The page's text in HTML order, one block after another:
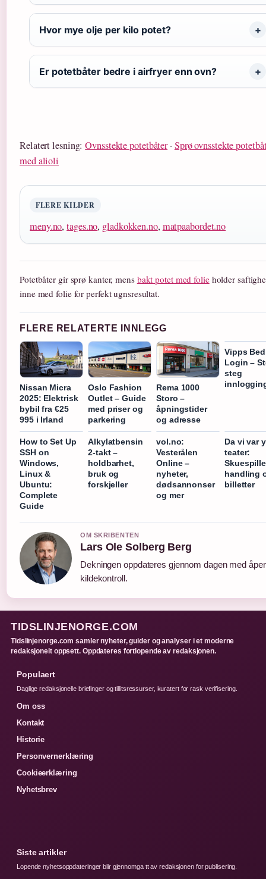
Hvor mye olje per kilo potet?
Er potetbåter bedre i airfryer enn ovn?
Relatert lesning:Ovnsstekte potetbåter· Sprø ovnsstekte
med alioli
FLERE KILDER
meny.no,tages.no, gladkokken.no, matpaabordet.no
Potetbåter gir sprø kanter, mens bakt potet med folieholder
inne med folie for perfekt ugnsresultat.
FLERE RELATERTE INNLEGG
Nissan Micra
2025: Elektrisk
bybil fra €25
995 i Irland
Oslo Fashion
Outlet – Guide
med priser og
parkering
Rema 1000
Storo –
åpningstider
og adresse
Vipps
Login –
steg
How to Set Up
SSH on
Windows,
Linux &
Ubuntu:
Complete
Guide
Alkylatbensin
2-takt –
holdbarhet,
bruk og
forskjeller
vol.no:
Vesterålen
Online –
nyheter,
dødsannonser
og mer
Da vi var
teater:
handling
billetter
OM SKRIBENTEN
Lars Ole Solberg Berg
Dekningen oppdateres gjennom dagen med
kildekontroll.
TIDSLINJENORGE.COM
Tidslinjenorge.com samler nyheter, guider og analyser i et moderne
redaksjonelt oppsett. Oppdateres fortlopende av redaksjonen.
Populaert
Daglige redaksjonelle briefinger og tillitsressurser, kuratert for rask verifisering.
Om oss
Kontakt
Historie
Personvernerklæring
Cookieerklæring
Nyhetsbrev
Siste artikler
Lopende nyhetsoppdateringer blir gjennomga tt av redaksjonen for publisering.